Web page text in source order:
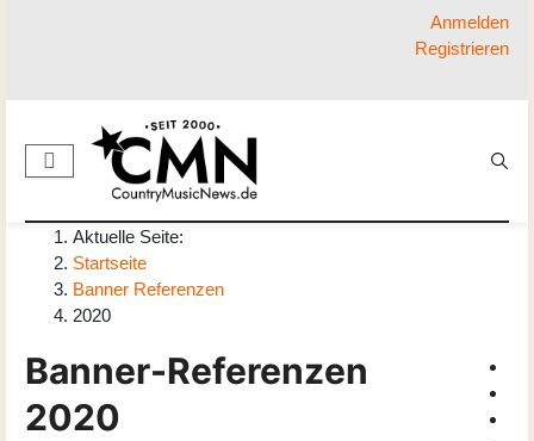
Anmelden
Registrieren
Aktuelle Seite:
Startseite
Banner Referenzen
2020
Banner-Referenzen
2020